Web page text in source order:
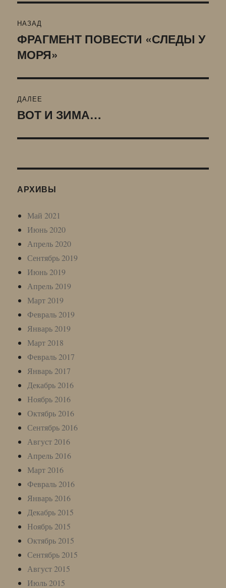
по
записям
НАЗАД
Предыдущая
запись:
ФРАГМЕНТ ПОВЕСТИ «СЛЕДЫ У
МОРЯ»
ДАЛЕЕ
Следующая
ВОТ И ЗИМА…
АРХИВЫ
Май 2021
Июнь 2020
Апрель 2020
Сентябрь 2019
Июнь 2019
Апрель 2019
Март 2019
Февраль 2019
Январь 2019
Март 2018
Февраль 2017
Январь 2017
Декабрь 2016
Ноябрь 2016
Октябрь 2016
Сентябрь 2016
Август 2016
Апрель 2016
Март 2016
Февраль 2016
Январь 2016
Декабрь 2015
Ноябрь 2015
Октябрь 2015
Сентябрь 2015
Август 2015
Июль 2015